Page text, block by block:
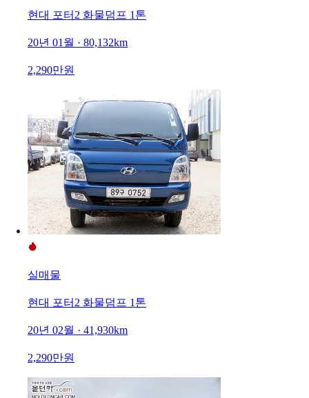
현대 포터2 화물덤프 1톤
20년 01월 · 80,132km
2,290만원
실매물
현대 포터2 화물덤프 1톤
20년 02월 · 41,930km
2,290만원